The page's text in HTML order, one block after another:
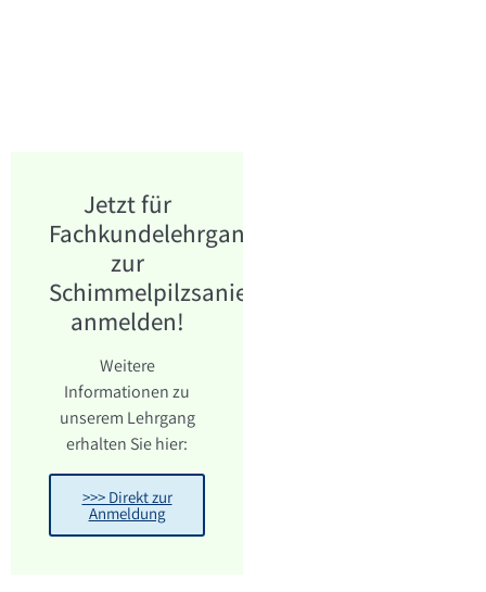
Jetzt für
Fachkundelehrgang
zur
Schimmelpilzsanierung
anmelden!
Weitere
Informationen zu
unserem Lehrgang
erhalten Sie hier:
>>> Direkt zur
Anmeldung